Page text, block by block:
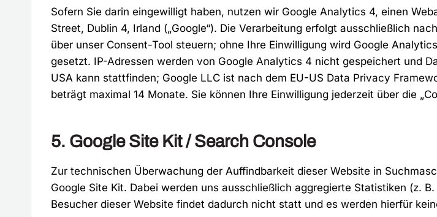
Sofern Sie darin eingewilligt haben, nutzen wir Google Analytics 4, einen
Street, Dublin 4, Irland („Google“). Die Verarbeitung erfolgt ausschließlich
über unser Consent-Tool steuern; ohne Ihre Einwilligung wird Google
gesetzt. IP-Adressen werden von Google Analytics 4 nicht gespeichert und
USA kann stattfinden; Google LLC ist nach dem EU-US Data Privacy
beträgt maximal 14 Monate. Sie können Ihre Einwilligung jederzeit über die
5. Google Site Kit / Search Console
Zur technischen Überwachung der Auffindbarkeit dieser Website in
Google Site Kit. Dabei werden uns ausschließlich aggregierte Statistiken (z.
Besucher dieser Website findet dadurch nicht statt und es werden hierfür